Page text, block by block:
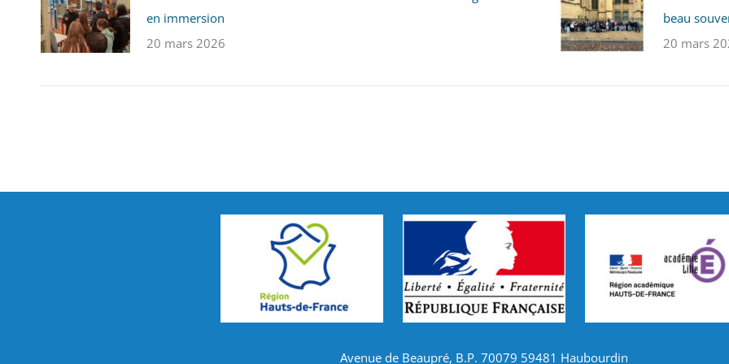
en immersion
20 mars 2026
beau
20 mars
Avenue de Beaupré, B.P. 70079 59481 Haubourdin